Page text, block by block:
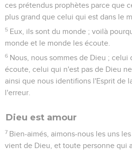
ces prétendus prophètes parce que
plus grand que celui qui est dans le
5 Eux, ils sont du monde ; voilà
monde et le monde les écoute.
6 Nous, nous sommes de Dieu ;
écoute, celui qui n'est pas de Dieu
ainsi que nous identifions l'Esprit de
l'erreur.
Dieu est amour
7 Bien-aimés, aimons-nous les uns
vient de Dieu, et toute personne qui